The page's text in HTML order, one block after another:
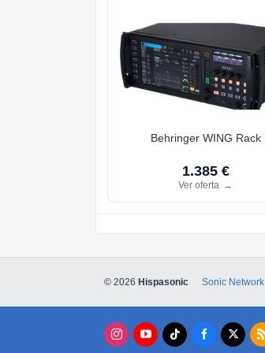
Behringer WING Rack
1.385 €
Ver oferta →
© 2026 Hispasonic Sonic Network